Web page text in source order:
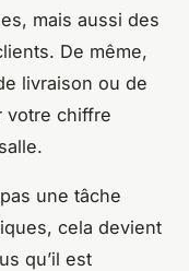
mais aussi des
De même,
livraison ou de
votre chiffre
une tâche
cela devient
qu’il est